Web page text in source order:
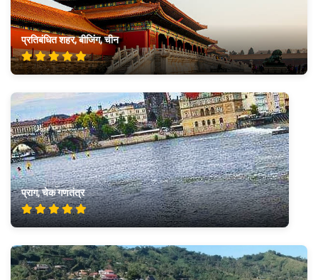
प्रतिबंधित शहर, बीजिंग, चीन
प्राग, चेक गणतंत्र